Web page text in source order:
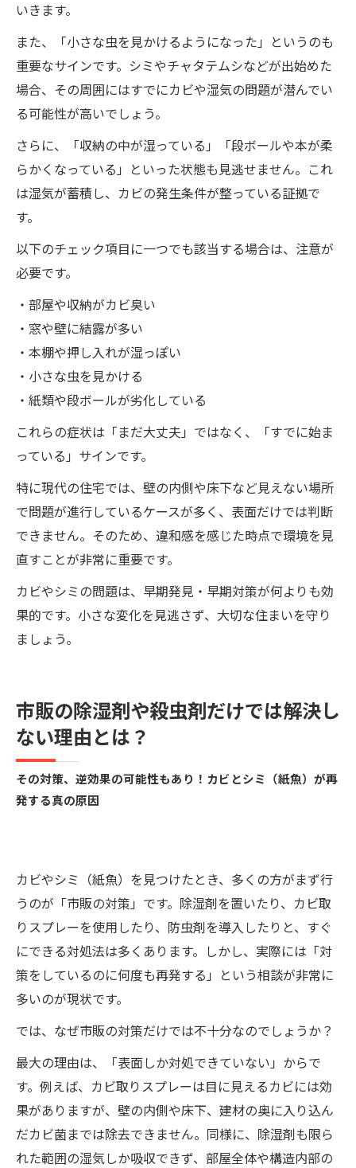
いきます。
また、「小さな虫を見かけるようになった」というのも
重要なサインです。シミやチャタテムシなどが出始めた
場合、その周囲にはすでにカビや湿気の問題が潜んでい
る可能性が高いでしょう。
さらに、「収納の中が湿っている」「段ボールや本が柔
らかくなっている」といった状態も見逃せません。これ
は湿気が蓄積し、カビの発生条件が整っている証拠で
す。
以下のチェック項目に一つでも該当する場合は、注意が
必要です。
・部屋や収納がカビ臭い
・窓や壁に結露が多い
・本棚や押し入れが湿っぽい
・小さな虫を見かける
・紙類や段ボールが劣化している
これらの症状は「まだ大丈夫」ではなく、「すでに始ま
っている」サインです。
特に現代の住宅では、壁の内側や床下など見えない場所
で問題が進行しているケースが多く、表面だけでは判断
できません。そのため、違和感を感じた時点で環境を見
直すことが非常に重要です。
カビやシミの問題は、早期発見・早期対策が何よりも効
果的です。小さな変化を見逃さず、大切な住まいを守り
ましょう。
市販の除湿剤や殺虫剤だけでは解決し
ない理由とは？
その対策、逆効果の可能性もあり！カビとシミ（紙魚）が再
発する真の原因
カビやシミ（紙魚）を見つけたとき、多くの方がまず行
うのが「市販の対策」です。除湿剤を置いたり、カビ取
りスプレーを使用したり、防虫剤を導入したりと、すぐ
にできる対処法は多くあります。しかし、実際には「対
策をしているのに何度も再発する」という相談が非常に
多いのが現状です。
では、なぜ市販の対策だけでは不十分なのでしょうか？
最大の理由は、「表面しか対処できていない」からで
す。例えば、カビ取りスプレーは目に見えるカビには効
果がありますが、壁の内側や床下、建材の奥に入り込ん
だカビ菌までは除去できません。同様に、除湿剤も限ら
れた範囲の湿気しか吸収できず、部屋全体や構造内部の